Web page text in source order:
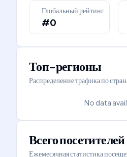
Глобальный рейтинг
#0
Топ-регионы
Распределение трафика по
No data
Всего посетителей
Ежемесячная статистика